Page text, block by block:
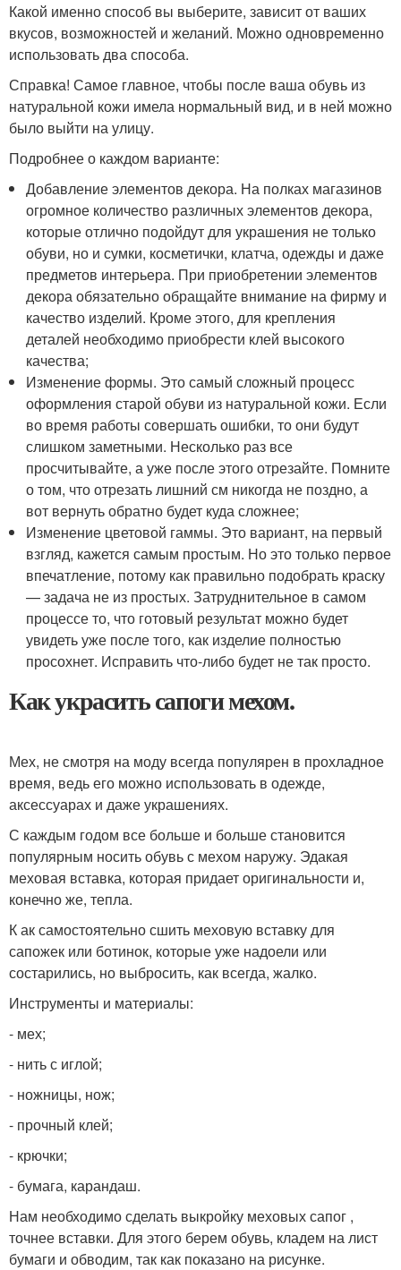
Какой именно способ вы выберите, зависит от ваших
вкусов, возможностей и желаний. Можно одновременно
использовать два способа.
Справка! Самое главное, чтобы после ваша обувь из
натуральной кожи имела нормальный вид, и в ней можно
было выйти на улицу.
Подробнее о каждом варианте:
Добавление элементов декора. На полках магазинов
огромное количество различных элементов декора,
которые отлично подойдут для украшения не только
обуви, но и сумки, косметички, клатча, одежды и даже
предметов интерьера. При приобретении элементов
декора обязательно обращайте внимание на фирму и
качество изделий. Кроме этого, для крепления
деталей необходимо приобрести клей высокого
качества;
Изменение формы. Это самый сложный процесс
оформления старой обуви из натуральной кожи. Если
во время работы совершать ошибки, то они будут
слишком заметными. Несколько раз все
просчитывайте, а уже после этого отрезайте. Помните
о том, что отрезать лишний см никогда не поздно, а
вот вернуть обратно будет куда сложнее;
Изменение цветовой гаммы. Это вариант, на первый
взгляд, кажется самым простым. Но это только первое
впечатление, потому как правильно подобрать краску
— задача не из простых. Затруднительное в самом
процессе то, что готовый результат можно будет
увидеть уже после того, как изделие полностью
просохнет. Исправить что-либо будет не так просто.
Как украсить сапоги мехом.
Мех, не смотря на моду всегда популярен в прохладное
время, ведь его можно использовать в одежде,
аксессуарах и даже украшениях.
С каждым годом все больше и больше становится
популярным носить обувь с мехом наружу. Эдакая
меховая вставка, которая придает оригинальности и,
конечно же, тепла.
К ак самостоятельно сшить меховую вставку для
сапожек или ботинок, которые уже надоели или
состарились, но выбросить, как всегда, жалко.
Инструменты и материалы:
- мех;
- нить с иглой;
- ножницы, нож;
- прочный клей;
- крючки;
- бумага, карандаш.
Нам необходимо сделать выкройку меховых сапог ,
точнее вставки. Для этого берем обувь, кладем на лист
бумаги и обводим, так как показано на рисунке.